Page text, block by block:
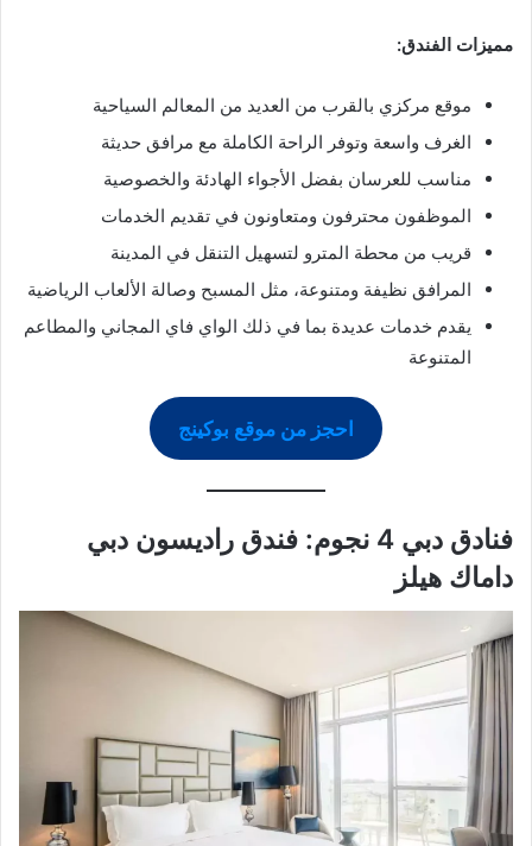
مميزات الفندق:
موقع مركزي بالقرب من العديد من المعالم السياحية
الغرف واسعة وتوفر الراحة الكاملة مع مرافق حديثة
مناسب للعرسان بفضل الأجواء الهادئة والخصوصية
الموظفون محترفون ومتعاونون في تقديم الخدمات
قريب من محطة المترو لتسهيل التنقل في المدينة
المرافق نظيفة ومتنوعة، مثل المسبح وصالة الألعاب الرياضية
يقدم خدمات عديدة بما في ذلك الواي فاي المجاني والمطاعم
المتنوعة
احجز من موقع بوكينج
فنادق دبي 4 نجوم: فندق راديسون دبي
داماك هيلز